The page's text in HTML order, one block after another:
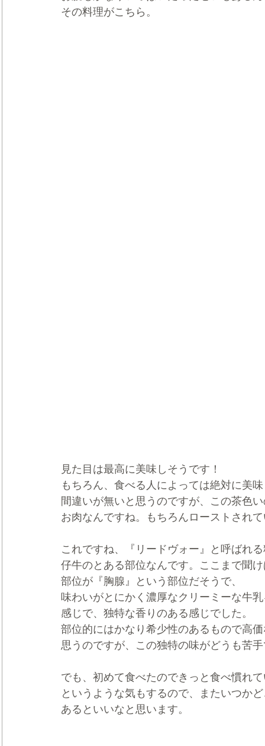
その料理がこちら。
見た目は最高に美味しそうです！
もちろん、食べる人によっては絶対に美
間違いが無いと思うのですが、この茶色
お肉なんですね。もちろんローストされ
これですね、『リードヴォー』と呼ばれ
仔牛のとある部位なんです。ここまで聞
部位が『胸腺』という部位だそうで、
味わいがとにかく濃厚なクリーミーな牛
感じで、独特な香りのある感じでした。
部位的にはかなり希少性のあるもので高
思うのですが、この独特の味がどうも苦
でも、初めて食べたのできっと食べ慣れ
というような気もするので、またいつか
あるといいなと思います。